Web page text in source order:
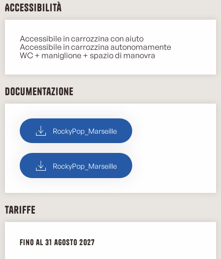
Accessibilità
Accessibile in carrozzina con aiuto
Accessibile in carrozzina autonomamente
WC + maniglione + spazio di manovra
Documentazione
RockyPop_Marseille
RockyPop_Marseille
Tariffe
Dal1 gennaio 2026al31 agosto 2027
Fino al 31 agosto 2027